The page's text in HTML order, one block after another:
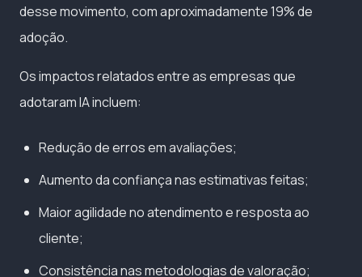
desse movimento, com aproximadamente 19% de
adoção.
Os impactos relatados entre as empresas que
adotaram IA incluem:
Redução de erros em avaliações;
Aumento da confiança nas estimativas feitas;
Maior agilidade no atendimento e resposta ao
cliente;
Consistência nas metodologias de valoração;